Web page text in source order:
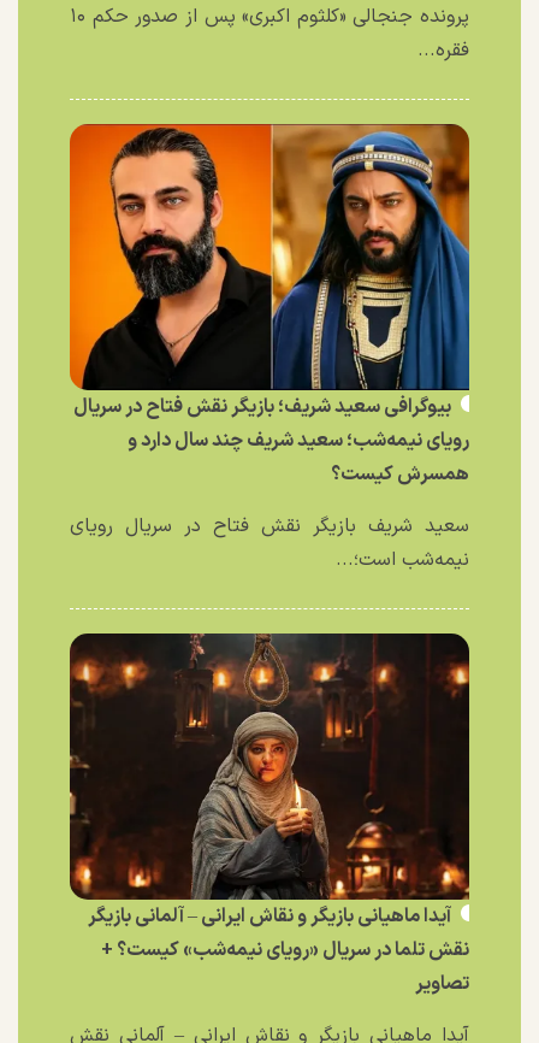
پرونده جنجالی «کلثوم اکبری» پس از صدور حکم ۱۰
فقره...
بیوگرافی سعید شریف؛ بازیگر نقش فتاح در سریال
رویای نیمه‌شب؛ سعید شریف چند سال دارد و
همسرش کیست؟
سعید شریف بازیگر نقش فتاح در سریال رویای
نیمه‌شب است؛...
آیدا ماهیانی بازیگر و نقاش ایرانی – آلمانی بازیگر
نقش تلما در سریال «رویای نیمه‌شب» کیست؟ +
تصاویر
آیدا ماهیانی بازیگر و نقاش ایرانی – آلمانی نقش